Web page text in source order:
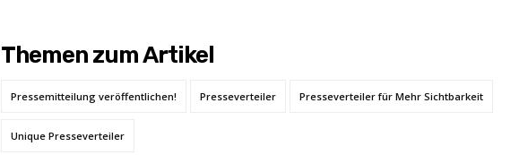
Themen zum Artikel
Pressemitteilung veröffentlichen! Presseverteiler Presseverteiler für Mehr Sichtbarkeit
Unique Presseverteiler